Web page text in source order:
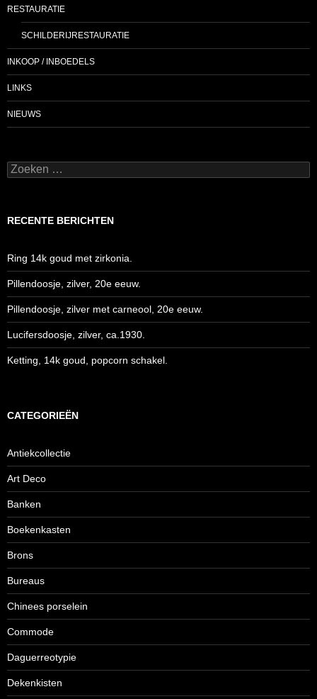
RESTAURATIE
SCHILDERIJRESTAURATIE
INKOOP / INBOEDELS
LINKS
NIEUWS
Zoeken
naar:
RECENTE BERICHTEN
Ring 14k goud met zirkonia.
Pillendoosje, zilver, 20e eeuw.
Pillendoosje, zilver met carneool, 20e eeuw.
Lucifersdoosje, zilver, ca.1930.
Ketting, 14k goud, popcorn schakel.
CATEGORIEËN
Antiekcollectie
Art Deco
Banken
Boekenkasten
Brons
Bureaus
Chinees porselein
Commode
Daguerreotypie
Dekenkisten